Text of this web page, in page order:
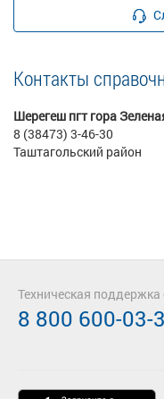
Контакты
Шерегеш пгт гора
8 (38473) 3-46-30
Таштагольский район
Техническая поддержка
8 800 600-03-